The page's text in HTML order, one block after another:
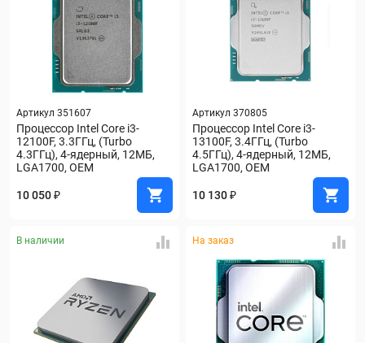
Артикул 351607
Процессор Intel Core i3-
12100F, 3.3ГГц, (Turbo
4.3ГГц), 4-ядерный, 12МБ,
LGA1700, OEM
10 050 ₽
Артикул 370805
Процессор Intel Core i3-
13100F, 3.4ГГц, (Turbo
4.5ГГц), 4-ядерный, 12МБ,
LGA1700, OEM
10 130 ₽
В наличии На заказ